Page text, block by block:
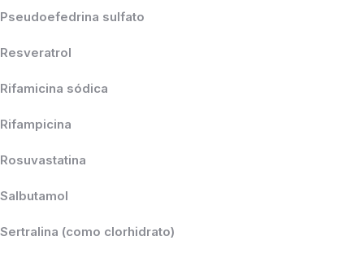
Pseudoefedrina sulfato
Resveratrol
Rifamicina sódica
Rifampicina
Rosuvastatina
Salbutamol
Sertralina (como clorhidrato)